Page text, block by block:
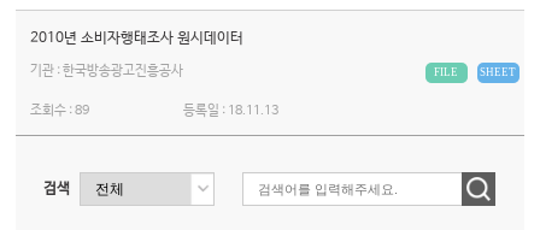
2010년 소비자행태조사 원시데이터
기관 : 한국방송광고진흥공사 SHEET
FILE
조회수 :89 등록일 : 18.11.13
검색